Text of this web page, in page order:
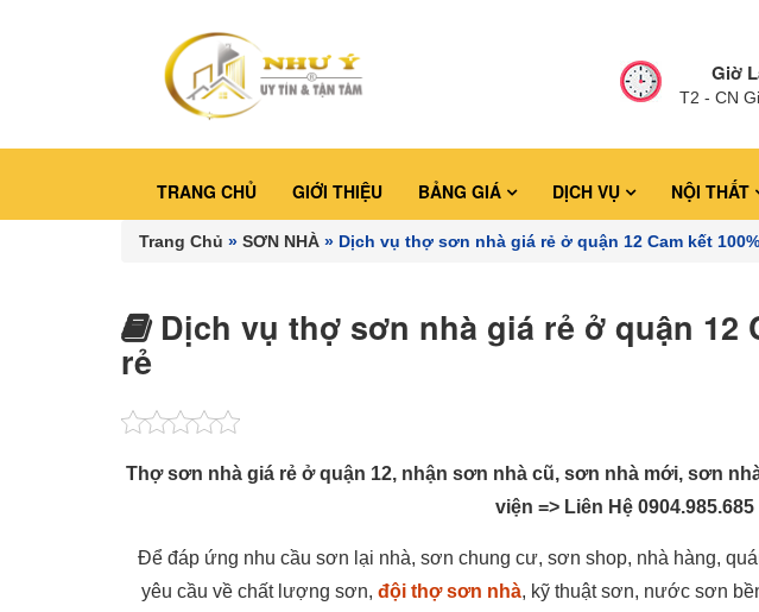
Giờ
T2 - CN
TRANG CHỦ GIỚI THIỆU BẢNG GIÁ DỊCH VỤ NỘI THẤT
Trang Chủ » SƠN NHÀ » Dịch vụ thợ sơn nhà giá rẻ ở quận 12 Cam kết
Dịch vụ thợ sơn nhà giá rẻ ở quận 12
rẻ
Thợ sơn nhà giá rẻ ở quận 12, nhận sơn nhà cũ, sơn nhà mới, sơn
viện => Liên Hệ 0904.985.685
Để đáp ứng nhu cầu sơn lại nhà, sơn chung cư, sơn shop, nhà hàng,
yêu cầu về chất lượng sơn, đội thợ sơn nhà, kỹ thuật sơn, nước sơn